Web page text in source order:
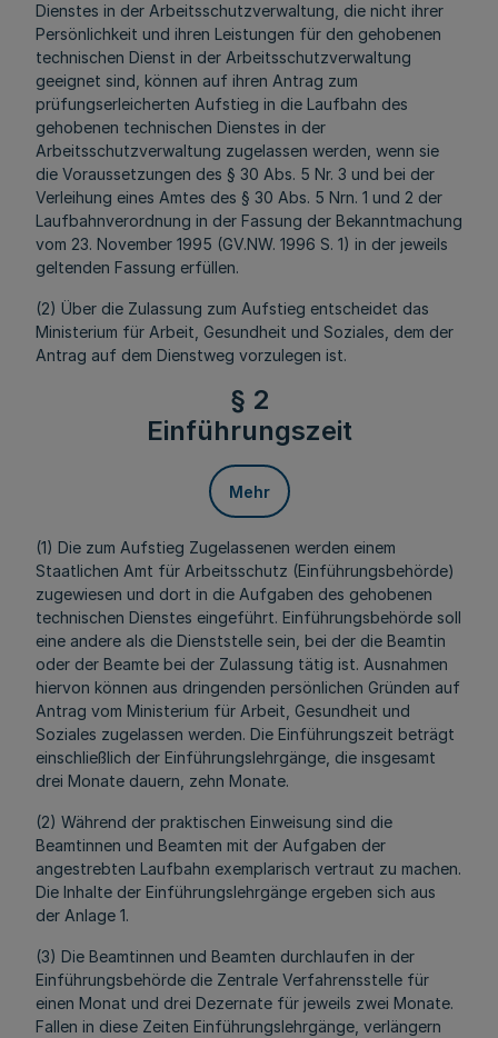
Dienstes in der Arbeitsschutzverwaltung, die nicht ihrer
Persönlichkeit und ihren Leistungen für den gehobenen
technischen Dienst in der Arbeitsschutzverwaltung
geeignet sind, können auf ihren Antrag zum
prüfungserleicherten Aufstieg in die Laufbahn des
gehobenen technischen Dienstes in der
Arbeitsschutzverwaltung zugelassen werden, wenn sie
die Voraussetzungen des § 30 Abs. 5 Nr. 3 und bei der
Verleihung eines Amtes des § 30 Abs. 5 Nrn. 1 und 2 der
Laufbahnverordnung in der Fassung der Bekanntmachung
vom 23. November 1995 (GV.NW. 1996 S. 1) in der jeweils
geltenden Fassung erfüllen.
(2) Über die Zulassung zum Aufstieg entscheidet das
Ministerium für Arbeit, Gesundheit und Soziales, dem der
Antrag auf dem Dienstweg vorzulegen ist.
§ 2
Einführungszeit
Mehr
(1) Die zum Aufstieg Zugelassenen werden einem
Staatlichen Amt für Arbeitsschutz (Einführungsbehörde)
zugewiesen und dort in die Aufgaben des gehobenen
technischen Dienstes eingeführt. Einführungsbehörde soll
eine andere als die Dienststelle sein, bei der die Beamtin
oder der Beamte bei der Zulassung tätig ist. Ausnahmen
hiervon können aus dringenden persönlichen Gründen auf
Antrag vom Ministerium für Arbeit, Gesundheit und
Soziales zugelassen werden. Die Einführungszeit beträgt
einschließlich der Einführungslehrgänge, die insgesamt
drei Monate dauern, zehn Monate.
(2) Während der praktischen Einweisung sind die
Beamtinnen und Beamten mit der Aufgaben der
angestrebten Laufbahn exemplarisch vertraut zu machen.
Die Inhalte der Einführungslehrgänge ergeben sich aus
der Anlage 1.
(3) Die Beamtinnen und Beamten durchlaufen in der
Einführungsbehörde die Zentrale Verfahrensstelle für
einen Monat und drei Dezernate für jeweils zwei Monate.
Fallen in diese Zeiten Einführungslehrgänge, verlängern